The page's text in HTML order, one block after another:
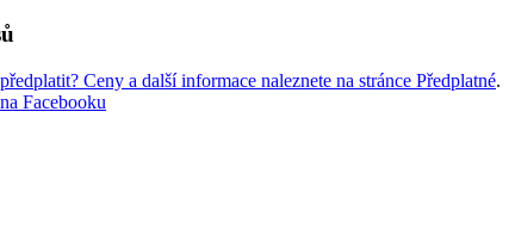
Ceny a další informace naleznete na stránce Předplatné.
Facebooku